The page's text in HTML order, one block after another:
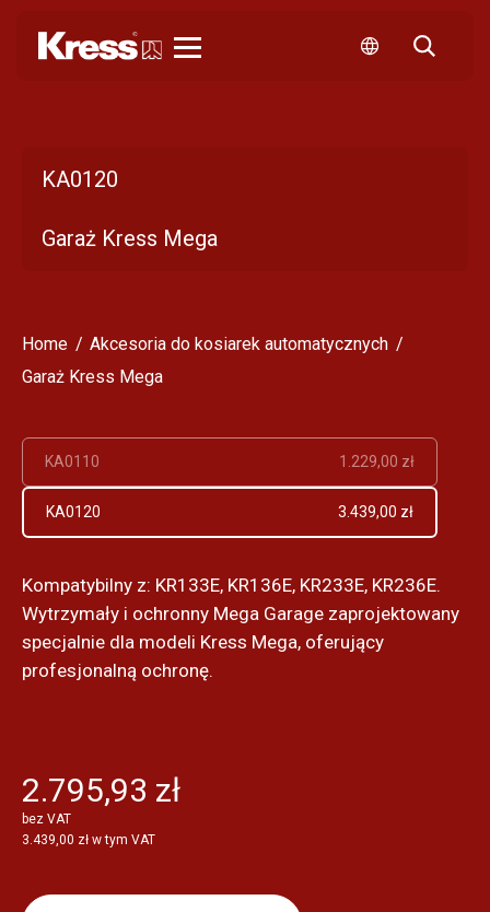
KA0120
Garaż Kress Mega
Home
Akcesoria do kosiarek automatycznych
Garaż Kress Mega
KA0110 1.229,00 zł
KA0120 3.439,00 zł
Kompatybilny z: KR133E, KR136E, KR233E, KR236E.
Wytrzymały i ochronny Mega Garage zaprojektowany
specjalnie dla modeli Kress Mega, oferujący
profesjonalną ochronę.
2.795,93 zł
bez VAT
3.439,00 zł w tym VAT